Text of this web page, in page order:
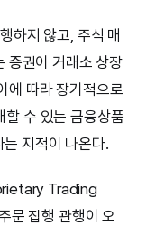
하지 않고, 주식 매
증권이 거래소 상장
에 따라 장기적으로
수 있는 금융상품
지적이 나온다.
Trading
문 집행 관행이 오